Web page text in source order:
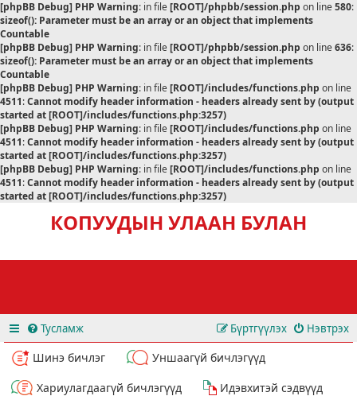
[phpBB Debug] PHP Warning: in file[ROOT]/phpbb/session.php on line580:
sizeof(): Parameter must be an array or an object that implements
Countable
[phpBB Debug] PHP Warning: in file[ROOT]/phpbb/session.php on line636:
sizeof(): Parameter must be an array or an object that implements
Countable
[phpBB Debug] PHP Warning: in file[ROOT]/includes/functions.php on line
4511:Cannot modify header information - headers already sent by (output
started at [ROOT]/includes/functions.php:3257)
[phpBB Debug] PHP Warning: in file[ROOT]/includes/functions.php on line
4511:Cannot modify header information - headers already sent by (output
started at [ROOT]/includes/functions.php:3257)
[phpBB Debug] PHP Warning: in file[ROOT]/includes/functions.php on line
4511:Cannot modify header information - headers already sent by (output
started at [ROOT]/includes/functions.php:3257)
КОПУУДЫН УЛААН БУЛАН
Тусламж Нэвтрэх
Бүртгүүлэх
Шинэ бичлэг
Уншаагүй бичлэгүүд
Хариулагдаагүй бичлэгүүд
Идэвхитэй сэдвүүд